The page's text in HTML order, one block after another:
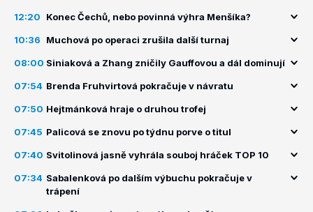
12:20 Konec Čechů, nebo povinná výhra Menšíka?
10:36 Muchová po operaci zrušila další turnaj
08:00 Siniaková a Zhang zničily Gauffovou a dál dominují
07:54 Brenda Fruhvirtová pokračuje v návratu
07:50 Hejtmánková hraje o druhou trofej
07:45 Palicová se znovu po týdnu porve o titul
07:40 Svitolinová jasně vyhrála souboj hráček TOP 10
07:34 Sabalenková po dalším výbuchu pokračuje v
trápení